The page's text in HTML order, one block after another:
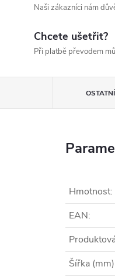
Naši zákazníci nám
Chcete ušetřit?
Při platbě převodem
Hmotnost:
EAN:
Šířka (mm)